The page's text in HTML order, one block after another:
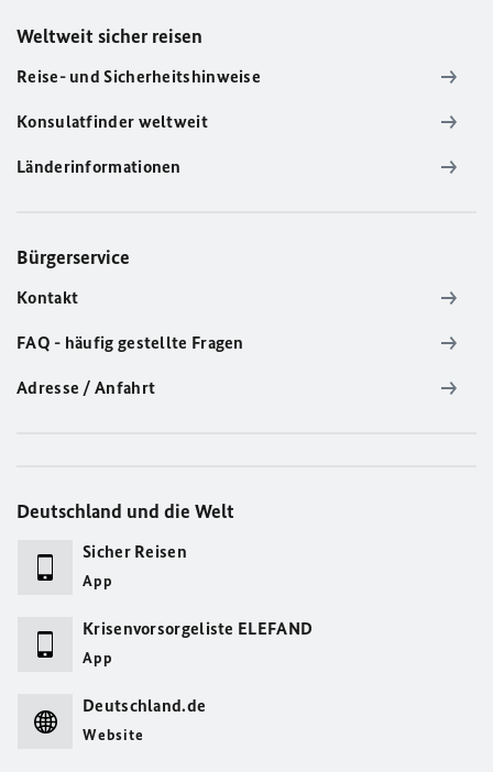
Weltweit sicher reisen
Reise- und Sicherheitshinweise
Konsulatfinder weltweit
Länderinformationen
Bürgerservice
Kontakt
FAQ - häufig gestellte Fragen
Adresse / Anfahrt
Deutschland und die Welt
Sicher Reisen
App
Krisenvorsorgeliste ELEFAND
App
Deutschland.de
Website